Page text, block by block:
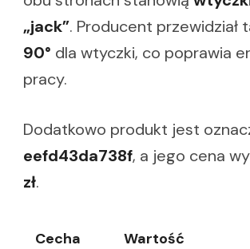
„jack”. Producent przewidział
90° dla wtyczki, co poprawia
pracy.
Dodatkowo produkt jest
eefd43da738f, a jego cena
zł.
Cecha Wartość